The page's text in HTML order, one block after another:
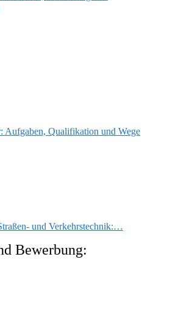
Aufgaben, Qualifikation und Wege
und Verkehrstechnik:…
Bewerbung: